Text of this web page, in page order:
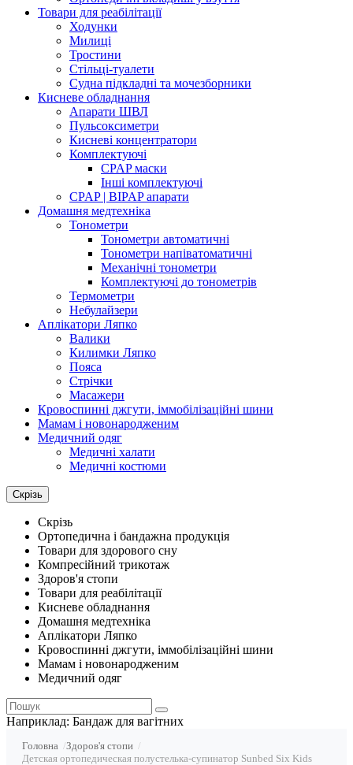
Товари для реабілітації
Ходунки
Милиці
Тростини
Стільці-туалети
Судна підкладні та мочезборники
Кисневе обладнання
Апарати ШВЛ
Пульсоксиметри
Кисневі концентратори
Комплектуючі
CPAP маски
Інші комплектуючі
CPAP | BIPAP апарати
Домашня медтехніка
Тонометри
Тонометри автоматичні
Тонометри напіватоматичні
Механічні тонометри
Комплектуючі до тонометрів
Термометри
Небулайзери
Аплікатори Ляпко
Валики
Килимки Ляпко
Пояса
Стрічки
Масажери
Кровоспинні джгути, іммобілізаційні шини
Мамам і новонародженим
Медичний одяг
Медичні халати
Медичні костюми
Скрізь
Скрізь
Ортопедична і бандажна продукція
Товари для здорового сну
Компресійний трикотаж
Здоров'я стопи
Товари для реабілітації
Кисневе обладнання
Домашня медтехніка
Аплікатори Ляпко
Кровоспинні джгути, іммобілізаційні шини
Мамам і новонародженим
Медичний одяг
Наприклад: Бандаж для вагітних
Головна
Здоров'я стопи
Детская ортопедическая полустелька-супинатор Sunbed Six Kids